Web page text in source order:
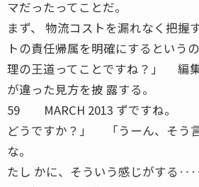
マだったってことだ。
まず、 物流コストを漏れなく把握
トの責任帰属を明確にするという
理の王道ってことですね？」 編
が違った見方を披 露する。
59 MARCH 2013 ずですね。
どうですか？」 「うーん、そう
な。
たし かに、そういう感じがする